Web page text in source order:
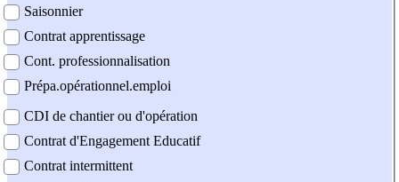
Saisonnier
Contrat apprentissage
Cont. professionnalisation
Prépa.opérationnel.emploi
CDI de chantier ou d'opération
Contrat d'Engagement Educatif
Contrat intermittent